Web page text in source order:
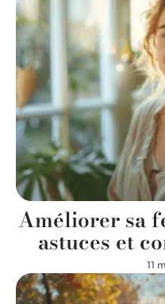
Améliorer sa
astuces et
11